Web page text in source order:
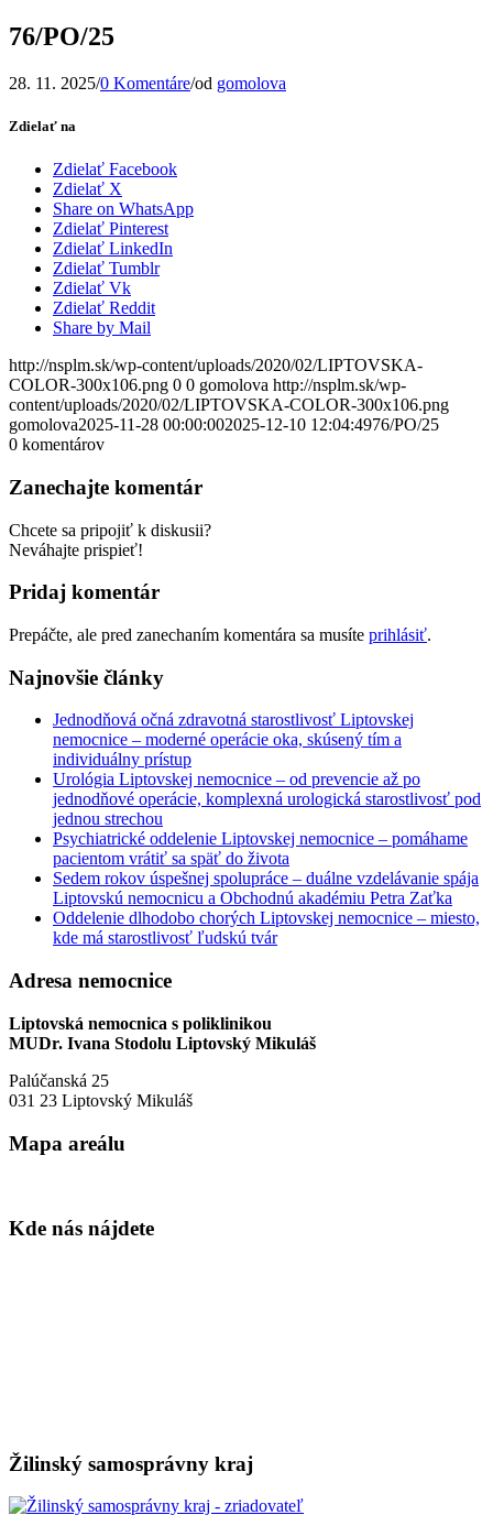
76/PO/25
28. 11. 2025/0 Komentáre/od gomolova
Zdielať na
Zdielať Facebook
Zdielať X
Share on WhatsApp
Zdielať Pinterest
Zdielať LinkedIn
Zdielať Tumblr
Zdielať Vk
Zdielať Reddit
Share by Mail
http://nsplm.sk/wp-content/uploads/2020/02/LIPTOVSKA-
COLOR-300x106.png 0 0 gomolova http://nsplm.sk/wp-
content/uploads/2020/02/LIPTOVSKA-COLOR-300x106.png
gomolova2025-11-28 00:00:002025-12-10 12:04:4976/PO/25
0 komentárov
Zanechajte komentár
Chcete sa pripojiť k diskusii?
Neváhajte prispieť!
Pridaj komentár
Prepáčte, ale pred zanechaním komentára sa musíte prihlásiť.
Najnovšie články
Jednodňová očná zdravotná starostlivosť Liptovskej
nemocnice – moderné operácie oka, skúsený tím a
individuálny prístup
Urológia Liptovskej nemocnice – od prevencie až po
jednodňové operácie, komplexná urologická starostlivosť pod
jednou strechou
Psychiatrické oddelenie Liptovskej nemocnice – pomáhame
pacientom vrátiť sa späť do života
Sedem rokov úspešnej spolupráce – duálne vzdelávanie spája
Liptovskú nemocnicu a Obchodnú akadémiu Petra Zaťka
Oddelenie dlhodobo chorých Liptovskej nemocnice – miesto,
kde má starostlivosť ľudskú tvár
Adresa nemocnice
Liptovská nemocnica s poliklinikou
MUDr. Ivana Stodolu Liptovský Mikuláš
Palúčanská 25
031 23 Liptovský Mikuláš
Mapa areálu
Kde nás nájdete
Žilinský samosprávny kraj